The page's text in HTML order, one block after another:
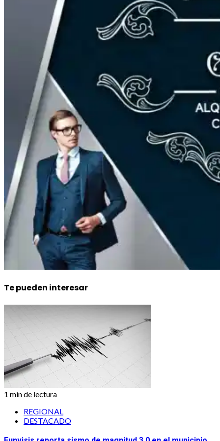
Te pueden interesar
1 min de lectura
REGIONAL
DESTACADO